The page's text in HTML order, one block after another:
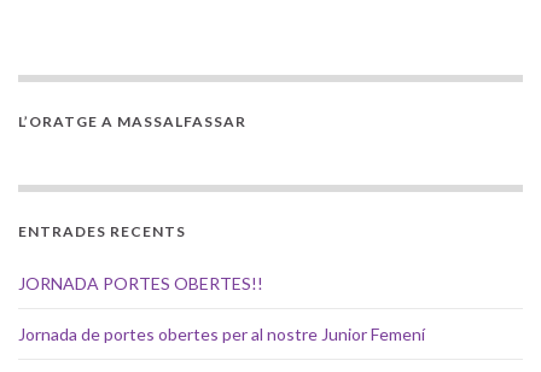
L’ORATGE A MASSALFASSAR
ENTRADES RECENTS
JORNADA PORTES OBERTES!!
Jornada de portes obertes per al nostre Junior Femení